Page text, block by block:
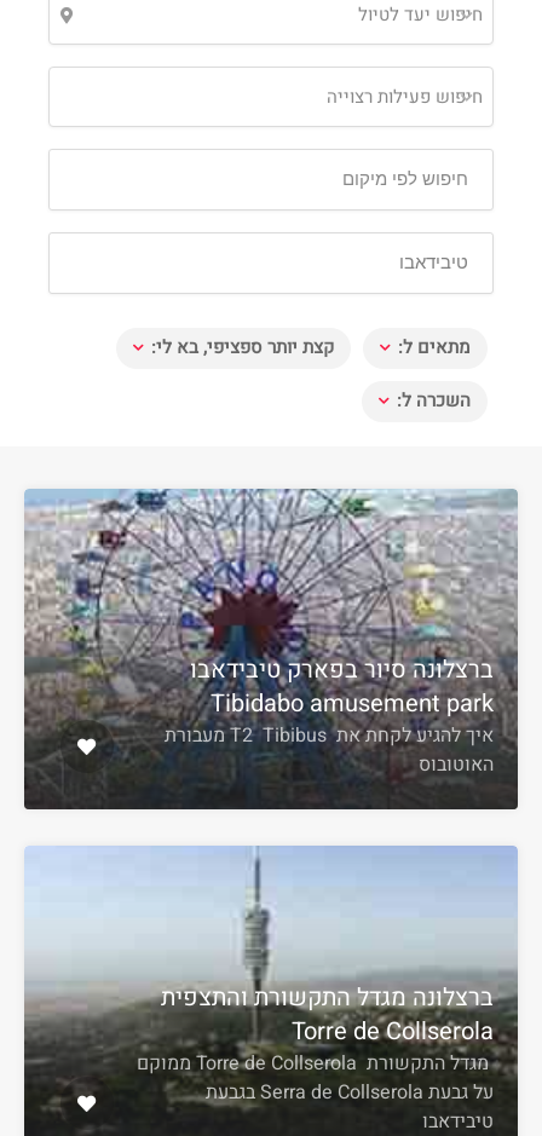
חיפוש יעד לטיול
חיפוש פעילות רצוייה
מתאים ל:
קצת יותר ספציפי, בא לי:
השכרה ל:
ברצלונה סיור בפארק טיבידאבו
Tibidabo amusement park
איך להגיע לקחת את T2 Tibibus מעבורת
האוטובוס
ברצלונה מגדל התקשורת והתצפית
Torre de Collserola
מגדל התקשורת Torre de Collserola ממוקם
על גבעת Serra de Collserola בגבעת
טיבידאבו